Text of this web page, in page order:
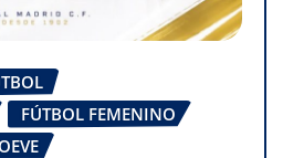
FÚTBOL FEMENINO